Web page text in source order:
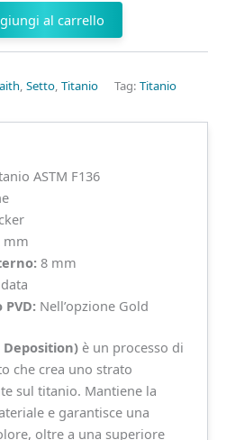
al carrello
, Setto, Titanio Tag: Titanio
ASTM F136
8 mm
Nell’opzione Gold
Deposition)è un processo di
che crea uno strato
sul titanio. Mantiene la
e garantisce una
oltre a una superiore